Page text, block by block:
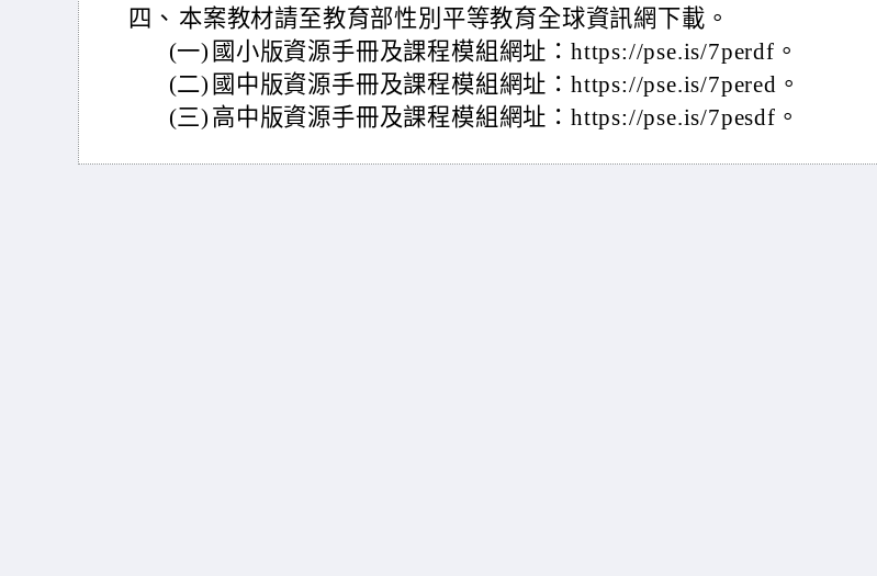
四、 本案教材請至教育部性別平等教育全球資訊網下載。
(一) 國小版資源手冊及課程模組網址：https://pse.is/7perdf。
(二) 國中版資源手冊及課程模組網址：https://pse.is/7pered。
(三) 高中版資源手冊及課程模組網址：https://pse.is/7pesdf。